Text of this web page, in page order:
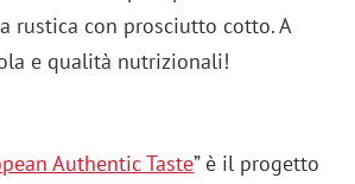
rustica con prosciutto cotto. A
e qualità nutrizionali!
Authentic Taste” è il progetto